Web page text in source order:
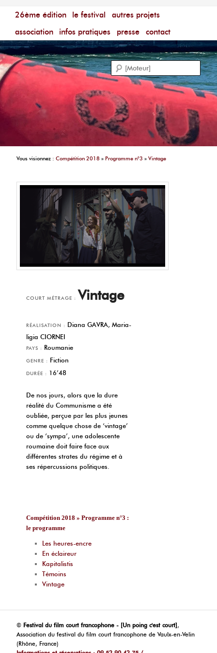
Menu principal
aller au contenu principal
aller au contenu secondaire
26ème édition le festival
autres projets
association
infos pratiques presse contact
Festival du Film Court Francophone – [Un poing c'est
Vous visionnez :Compétition 2018 »Programme n°3 »Vintage
COURT MÉTRAGE : Vintage
RÉALISATION : Diana GAVRA, Maria-
ligia CIORNEI
PAYS : Roumanie
GENRE : Fiction
DURÉE : 16’48
De nos jours, alors que la dure
réalité du Communisme a été
oubliée, perçue par les plus jeunes
comme quelque chose de ‘vintage’
ou de ‘sympa’, une adolescente
roumaine doit faire face aux
différentes strates du régime et à
ses répercussions politiques.
Compétition 2018 » Programme n°3 :
le programme
Les heures-encre
En éclaireur
Kapitalistis
Témoins
Vintage
© Festival du film court francophone - [Un poing c'est court],
Association du festival du film court francophone de Vaulx-en-Velin
(Rhône, France)